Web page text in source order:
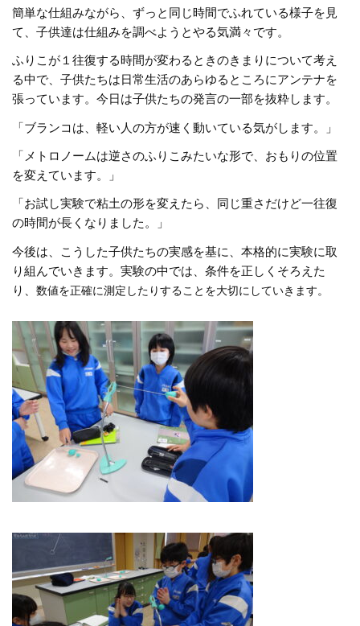
簡単な仕組みながら、ずっと同じ時間でふれている様子を見
て、子供達は仕組みを調べようとやる気満々です。
ふりこが１往復する時間が変わるときのきまりについて考え
る中で、子供たちは日常生活のあらゆるところにアンテナを
張っています。今日は子供たちの発言の一部を抜粋します。
「ブランコは、軽い人の方が速く動いている気がします。」
「メトロノームは逆さのふりこみたいな形で、おもりの位置
を変えています。」
「お試し実験で粘土の形を変えたら、同じ重さだけど一往復
の時間が長くなりました。」
今後は、こうした子供たちの実感を基に、本格的に実験に取
り組んでいきます。実験の中では、条件を正しくそろえた
り、数値を正確に測定したりすることを大切にしていきます。